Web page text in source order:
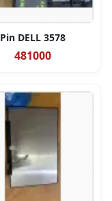
Pin DELL 3578
481000